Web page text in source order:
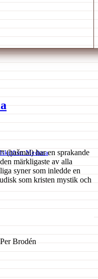
Medusa
märkligaste av alla
syner som inledde en
som kristen mystik och
Brodén